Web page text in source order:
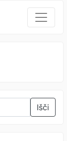
Išči